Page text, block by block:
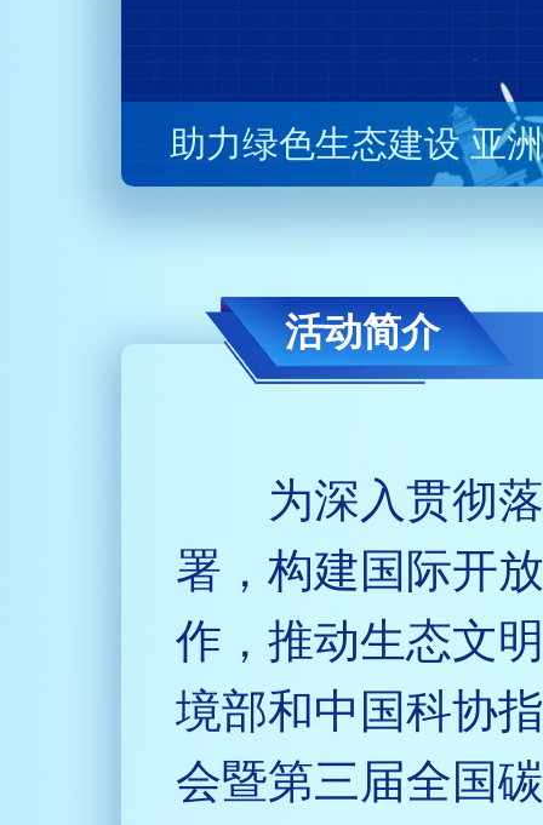
共享青春之光 共谋碳
活动简介
为深入贯彻
署，构建国际开
作，推动生态文
境部和中国科协
会暨第三届全国